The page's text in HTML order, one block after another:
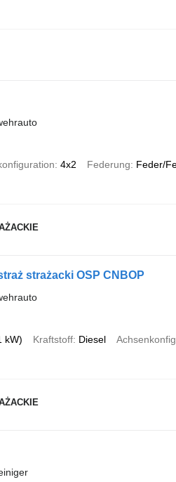
4x2 Federung Feder/
strażacki OSP CNBOP
kW) Kraftstoff Diesel